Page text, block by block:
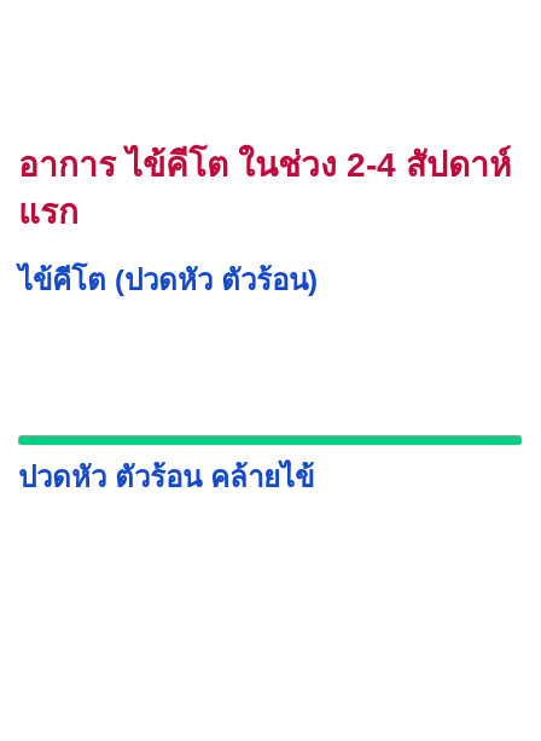
อาการ ไข้คีโต ในช่วง 2-4 สัปดาห์
แรก
ไข้คีโต (ปวดหัว ตัวร้อน)
ปวดหัว ตัวร้อน คล้ายไข้